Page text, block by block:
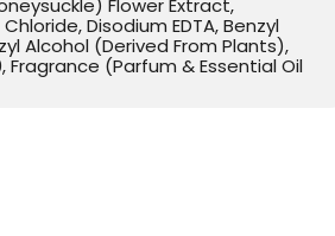
Flower Extract,
Disodium EDTA, Benzyl
Alcohol (Derived From Plants),
Fragrance (Parfum & Essential Oil